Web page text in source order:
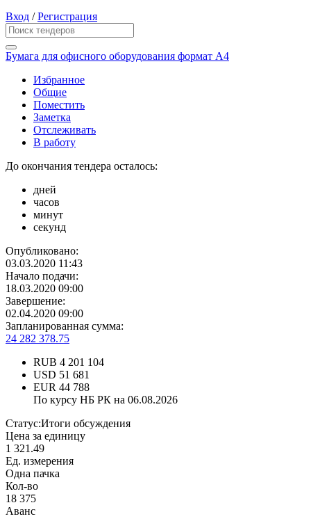
Вход /Регистрация
Бумага для офисного оборудования формат А4
Избранное
Общие
Поместить
Заметка
Отслеживать
В работу
До окончания тендера осталось:
дней
часов
минут
секунд
Опубликовано:
03.03.2020 11:43
Начало подачи:
18.03.2020 09:00
Завершение:
02.04.2020 09:00
Запланированная сумма:
24 282 378.75
RUB 4 201 104
USD 51 681
EUR 44 788
По курсу НБ РК на 06.08.2026
Статус:Итоги обсуждения
Цена за единицу
1 321.49
Ед. измерения
Одна пачка
Кол-во
18 375
Аванс